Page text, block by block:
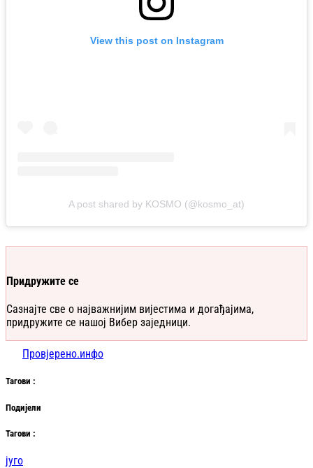
View this post on Instagram
A post shared by KOSMO (@kosmo_at)
Придружите се
Сазнајте све о најважнијим вијестима и догађајима,
придружите се нашој Вибер заједници.
Провјерено.инфо
Тагови :
Подијели
Тагови :
југо